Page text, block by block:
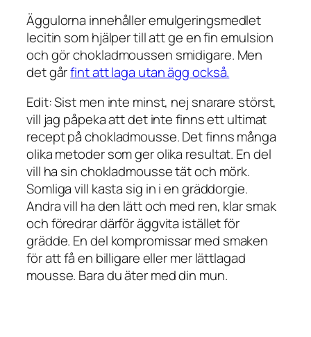
Äggulorna innehåller emulgeringsmedlet
lecitin som hjälper till att ge en fin emulsion
och gör chokladmoussen smidigare. Men
det gårfint att laga utan ägg också.
Edit: Sist men inte minst, nej snarare störst,
vill jag påpeka att det inte finns ett ultimat
recept på chokladmousse. Det finns många
olika metoder som ger olika resultat. En del
vill ha sin chokladmousse tät och mörk.
Somliga vill kasta sig in i en gräddorgie.
Andra vill ha den lätt och med ren, klar smak
och föredrar därför äggvita istället för
grädde. En del kompromissar med smaken
för att få en billigare eller mer lättlagad
mousse. Bara du äter med din mun.